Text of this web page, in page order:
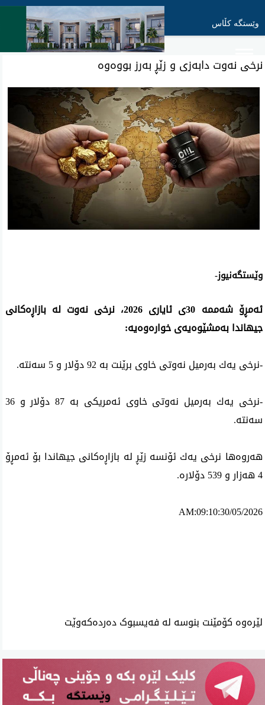
وێستگە کڵاس
نرخی نه‌وت دابەزی و زێڕ بەرز بووەوە
وێستگه‌نیوز-
ئه‌مڕۆ شەممە 30ی
ئایاری 2026، نرخی نه‌وت له‌ بازاڕه‌كانی
جیهاندا به‌مشێوه‌یه‌ی خواره‌وه‌یه‌:
-نرخی یه‌ك به‌رمیل نه‌وتی خاوی برێنت به‌ 92 دۆلار و 5 سه‌نته‌.
-نرخی یه‌ك به‌رمیل نه‌وتی خاوی ئه‌مریكی به‌ 87 دۆلار و
36
سه‌نته‌.
هه‌روه‌ها نرخی یه‌ك ئۆنسه‌ زێڕ له‌ بازاڕەكانی جیهاندا بۆ ئه‌مڕۆ
4 هه‌زار و
539دۆلاره‌.
AM:09:10:30/05/2026
لێرەوە کۆمێنت بنوسە لە فەیسبوک دەردەکەوێت